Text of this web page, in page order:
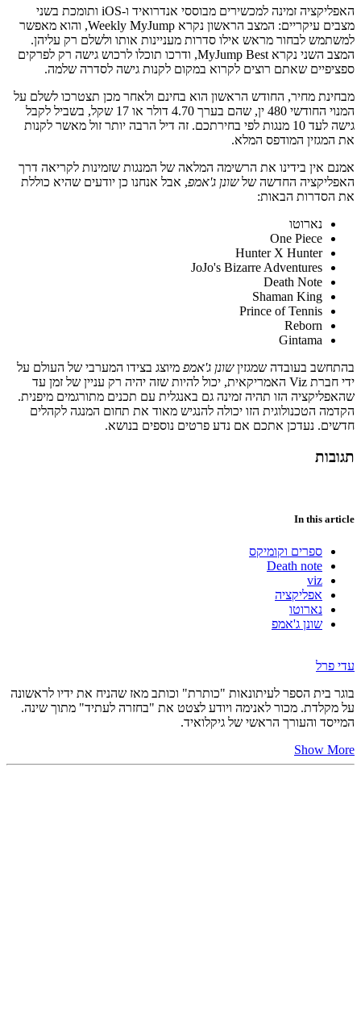
האפליקציה זמינה למכשירים מבוססי אנדרואיד ו-iOS ותומכת בשני
מצבים עיקריים: המצב הראשון נקרא Weekly MyJump, והוא מאפשר
למשתמש לבחור מראש אילו סדרות מעניינות אותו ולשלם רק עליהן.
המצב השני נקרא MyJump Best, ודרכו תוכלו לרכוש גישה רק לפרקים
ספציפיים שאתם רוצים לקרוא במקום לקנות גישה לסדרה שלמה.
מבחינת מחיר, החודש הראשון הוא בחינם ולאחר מכן תצטרכו לשלם על
המנוי החודשי 480 ין, שהם בערך 4.70 דולר או 17 שקל, בשביל לקבל
גישה לעד 10 מנגות לפי בחירתכם. זה דיל הרבה יותר זול מאשר לקנות
את המגזין המודפס המלא.
אמנם אין בידינו את הרשימה המלאה של המנגות שזמינות לקריאה דרך
האפליקציה החדשה שלשונן ג'אמפ, אבל אנחנו כן יודעים שהיא כוללת
את הסדרות הבאות:
נארוטו
One Piece
Hunter X Hunter
JoJo's Bizarre Adventures
Death Note
Shaman King
Prince of Tennis
Reborn
Gintama
בהתחשב בעובדה שמגזיןשונן ג'אמפ מיוצג בצידו המערבי של העולם על
ידי חברת Viz האמריקאית, יכול להיות שזה יהיה רק עניין של זמן עד
שהאפליקציה הזו תהיה זמינה גם באנגלית עם תכנים מתורגמים מיפנית.
הקדמה הטכנולוגית הזו יכולה להנגיש מאוד את תחום המנגה לקהלים
חדשים. נעדכן אתכם אם נדע פרטים נוספים בנושא.
תגובות
In this article
ספרים וקומיקס
Death note
viz
אפליקציה
נארוטו
שונן ג'אמפ
עדי פרל
בוגר בית הספר לעיתונאות "כותרת" וכותב מאז שהניח את ידיו לראשונה
על מקלדת. מכור לאנימה ויודע לצטט את "בחזרה לעתיד" מתוך שינה.
המייסד והעורך הראשי של גיקלואיד.
Show More